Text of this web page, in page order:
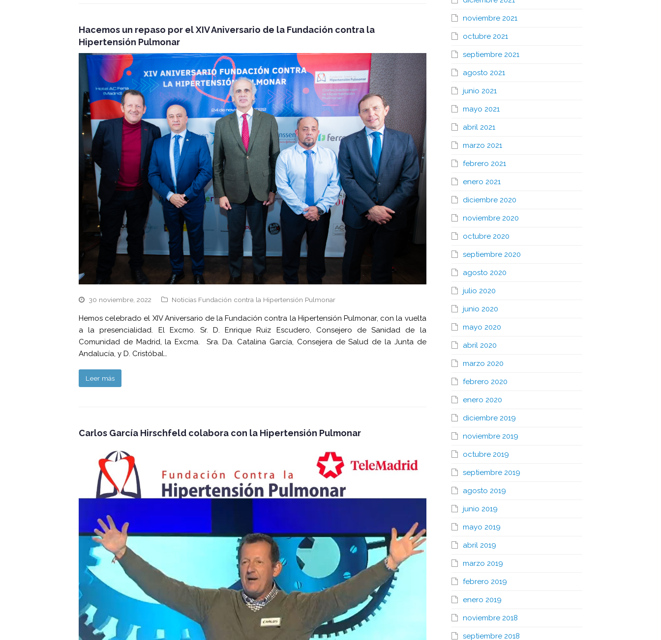
Hacemos un repaso por el XIV Aniversario de la Fundación contra la
Hipertensión Pulmonar
30 noviembre, 2022 Noticias Fundación contra la Hipertensión Pulmonar
Hemos celebrado el XIV Aniversario de la Fundación contra la Hipertensión Pulmonar, con la vuelta
a la presencialidad. El Excmo. Sr. D. Enrique Ruiz Escudero, Consejero de Sanidad de la
Comunidad de Madrid, la Excma. Sra. Da. Catalina García, Consejera de Salud de la Junta de
Andalucía, y D. Cristóbal…
Leer más
Carlos García Hirschfeld colabora con la Hipertensión Pulmonar
noviembre 2021
octubre 2021
septiembre 2021
agosto 2021
junio 2021
mayo 2021
abril 2021
marzo 2021
febrero 2021
enero 2021
diciembre 2020
noviembre 2020
octubre 2020
septiembre 2020
agosto 2020
julio 2020
junio 2020
mayo 2020
abril 2020
marzo 2020
febrero 2020
enero 2020
diciembre 2019
noviembre 2019
octubre 2019
septiembre 2019
agosto 2019
junio 2019
mayo 2019
abril 2019
marzo 2019
febrero 2019
enero 2019
noviembre 2018
septiembre 2018